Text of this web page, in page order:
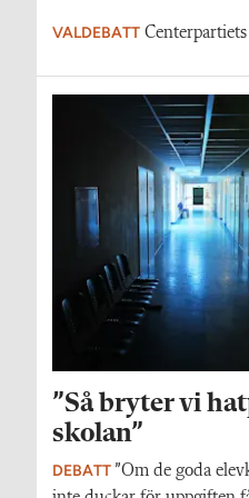
VALDEBATT
”Så bryter vi
skolan”
DEBATT ”Om de goda